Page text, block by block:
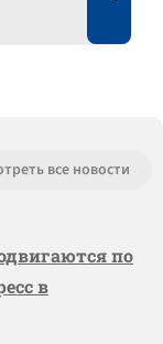
все новости
по
в